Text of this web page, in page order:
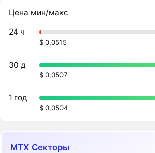
Цена мин/макс
24 ч
$ 0,0515
30 д
$ 0,0507
1 год
$ 0,0504
MTX Секторы